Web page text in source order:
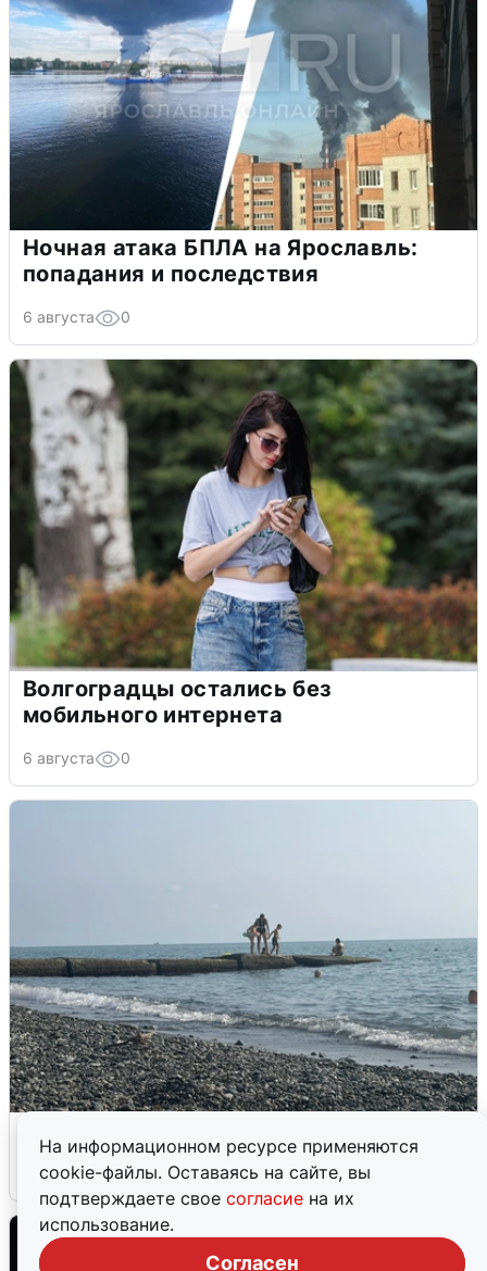
На информационном ресурсе применяются
cookie-файлы. Оставаясь на сайте, вы
подтверждаете свое согласие на их
использование.
Согласен
Ночная атака БПЛА на Ярославль:
попадания и последствия
6 августа 0
Волгоградцы остались без
мобильного интернета
6 августа 0
6 августа 0